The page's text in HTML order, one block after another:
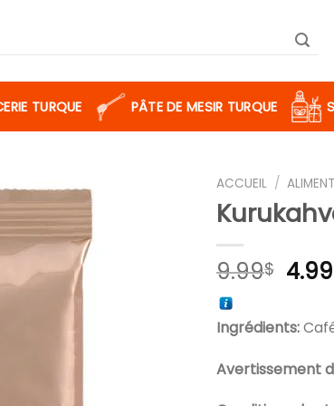
TURQUE PÂTE DE MESIR TURQUE
ACCUEIL /
9.99$ Le
initial
4.99
Ingrédients:
Avertissement